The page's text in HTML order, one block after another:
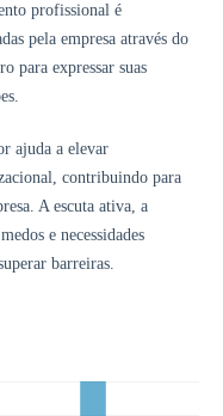
profissional é
pela empresa através do
para expressar suas
ajuda a elevar
contribuindo para
A escuta ativa, a
e necessidades
barreiras.